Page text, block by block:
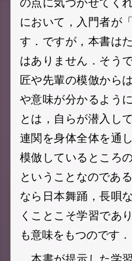
において，入門者が
す．ですが，本書は
はありません．そう
匠や先輩の模倣から
や意味が分かるよう
とは，自らが潜入し
連関を身体全体を通
模倣しているところ
ということなのであ
なら日本舞踊，長唄
くことこそ学習であ
も意味をもつのです．
本書が提示した学